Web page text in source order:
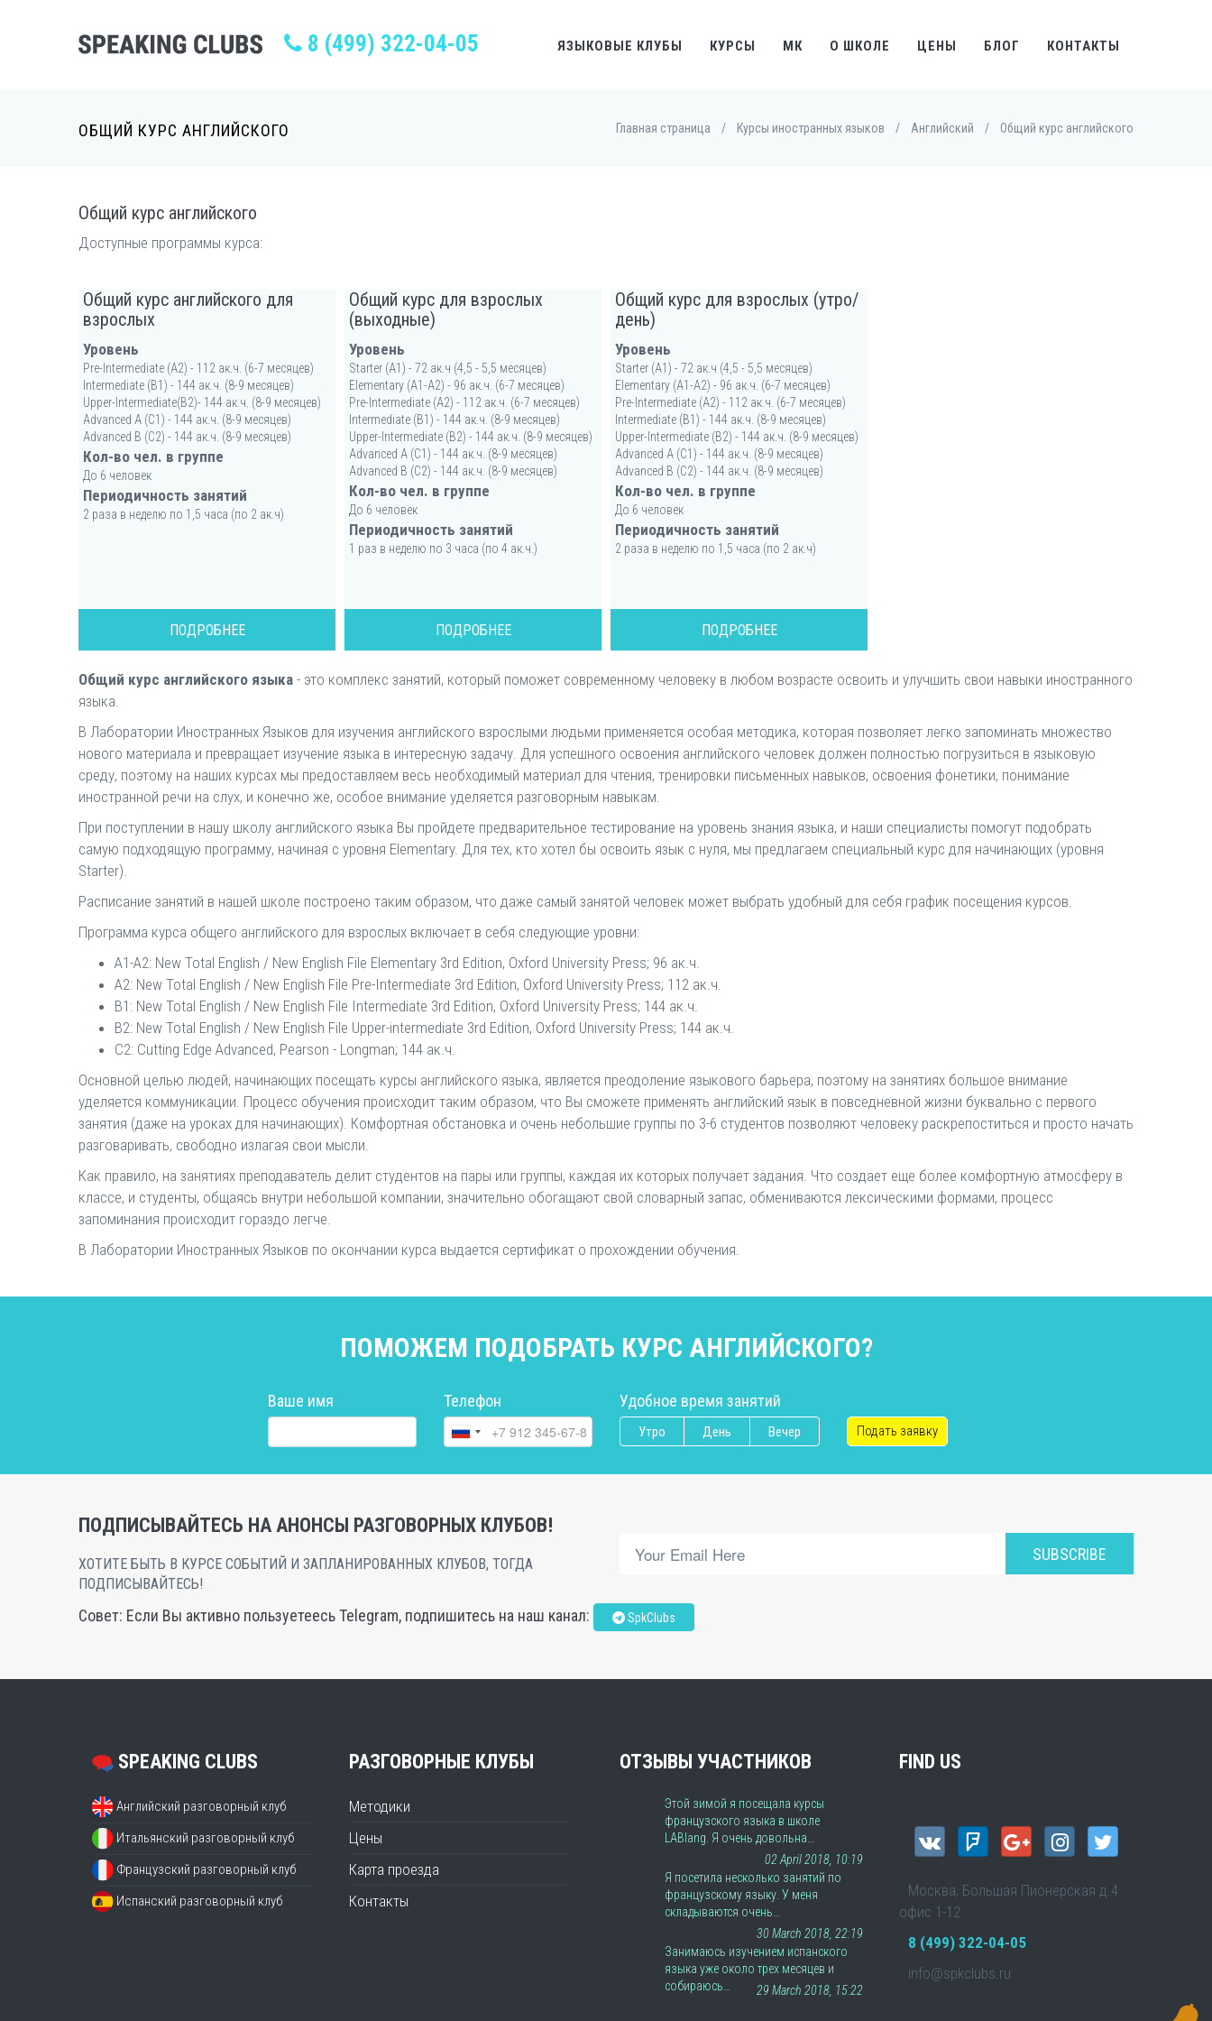
8 (499) 322-04-05 ЯЗЫКОВЫЕ КЛУБЫ КУРСЫ МК О ШКОЛЕ ЦЕНЫ БЛОГ КОНТАКТЫ
Главная страница / Курсы иностранных языков / Английский / Общий курс английского
ОБЩИЙ КУРС АНГЛИЙСКОГО
Общий курс английского
Доступные программы курса:
Общий курс английского для
взрослых
Уровень
Pre-Intermediate (А2) - 112 ак.ч. (6-7 месяцев)
Intermediate (B1) - 144 ак.ч. (8-9 месяцев)
Upper-Intermediate(B2)- 144 ак.ч. (8-9 месяцев)
Advanced A (C1) - 144 ак.ч. (8-9 месяцев)
Advanced B (C2) - 144 ак.ч. (8-9 месяцев)
Кол-во чел. в группе
До 6 человек
Периодичность занятий
2 раза в неделю по 1,5 часа (по 2 ак.ч)
ПОДРОБНЕЕ
Общий курс для взрослых
(выходные)
Уровень
Starter (A1) - 72 ак.ч (4,5 - 5,5 месяцев)
Elementary (A1-A2) - 96 ак.ч. (6-7 месяцев)
Pre-Intermediate (А2) - 112 ак.ч. (6-7 месяцев)
Intermediate (B1) - 144 ак.ч. (8-9 месяцев)
Upper-Intermediate (B2) - 144 ак.ч. (8-9 месяцев)
Advanced A (C1) - 144 ак.ч. (8-9 месяцев)
Advanced B (C2) - 144 ак.ч. (8-9 месяцев)
Кол-во чел. в группе
До 6 человек
Периодичность занятий
1 раз в неделю по 3 часа (по 4 ак.ч.)
ПОДРОБНЕЕ
Общий курс для взрослых (утро/
день)
Уровень
Starter (A1) - 72 ак.ч (4,5 - 5,5 месяцев)
Elementary (A1-A2) - 96 ак.ч. (6-7 месяцев)
Pre-Intermediate (А2) - 112 ак.ч. (6-7 месяцев)
Intermediate (B1) - 144 ак.ч. (8-9 месяцев)
Upper-Intermediate (B2) - 144 ак.ч. (8-9 месяцев)
Advanced A (C1) - 144 ак.ч. (8-9 месяцев)
Advanced B (C2) - 144 ак.ч. (8-9 месяцев)
Кол-во чел. в группе
До 6 человек
Периодичность занятий
2 раза в неделю по 1,5 часа (по 2 ак.ч)
ПОДРОБНЕЕ
Общий курс английского языка - это комплекс занятий, который поможет современному человеку в любом возрасте освоить и улучшить свои навыки иностранного
языка.
В Лаборатории Иностранных Языков для изучения английского взрослыми людьми применяется особая методика, которая позволяет легко запоминать множество
нового материала и превращает изучение языка в интересную задачу. Для успешного освоения английского человек должен полностью погрузиться в языковую
среду, поэтому на наших курсах мы предоставляем весь необходимый материал для чтения, тренировки письменных навыков, освоения фонетики, понимание
иностранной речи на слух, и конечно же, особое внимание уделяется разговорным навыкам.
При поступлении в нашу школу английского языка Вы пройдете предварительное тестирование на уровень знания языка, и наши специалисты помогут подобрать
самую подходящую программу, начиная с уровня Elementary. Для тех, кто хотел бы освоить язык с нуля, мы предлагаем специальный курс для начинающих (уровня
Starter).
Расписание занятий в нашей школе построено таким образом, что даже самый занятой человек может выбрать удобный для себя график посещения курсов.
Программа курса общего английского для взрослых включает в себя следующие уровни:
A1-A2: New Total English / New English File Elementary 3rd Edition, Oxford University Press; 96 ак.ч.
A2: New Total English / New English File Pre-Intermediate 3rd Edition, Oxford University Press; 112 ак.ч.
B1: New Total English / New English File Intermediate 3rd Edition, Oxford University Press; 144 ак.ч.
B2: New Total English / New English File Upper-intermediate 3rd Edition, Oxford University Press; 144 ак.ч.
C2: Cutting Edge Advanced, Pearson - Longman; 144 ак.ч.
Основной целью людей, начинающих посещать курсы английского языка, является преодоление языкового барьера, поэтому на занятиях большое внимание
уделяется коммуникации. Процесс обучения происходит таким образом, что Вы сможете применять английский язык в повседневной жизни буквально с первого
занятия (даже на уроках для начинающих). Комфортная обстановка и очень небольшие группы по 3-6 студентов позволяют человеку раскрепоститься и просто начать
разговаривать, свободно излагая свои мысли.
Как правило, на занятиях преподаватель делит студентов на пары или группы, каждая их которых получает задания. Что создает еще более комфортную атмосферу в
классе, и студенты, общаясь внутри небольшой компании, значительно обогащают свой словарный запас, обмениваются лексическими формами, процесс
запоминания происходит гораздо легче.
В Лаборатории Иностранных Языков по окончании курса выдается сертификат о прохождении обучения.
ПОМОЖЕМ ПОДОБРАТЬ КУРС АНГЛИЙСКОГО?
Ваше имя Телефон Удобное время занятий
Утро День Вечер Подать заявку
ПОДПИСЫВАЙТЕСЬ НА АНОНСЫ РАЗГОВОРНЫХ КЛУБОВ!
ХОТИТЕ БЫТЬ В КУРСЕ СОБЫТИЙ И ЗАПЛАНИРОВАННЫХ КЛУБОВ, ТОГДА
ПОДПИСЫВАЙТЕСЬ!
SUBSCRIBE
Совет: Если Вы активно пользуетеесь Telegram, подпишитесь на наш канал: SpkClubs
SPEAKING CLUBS
Английский разговорный клуб
Итальянский разговорный клуб
Французский разговорный клуб
Испанский разговорный клуб
РАЗГОВОРНЫЕ КЛУБЫ
Методики
Цены
Карта проезда
Контакты
ОТЗЫВЫ УЧАСТНИКОВ
Этой зимой я посещала курсы
французского языка в школе
LABlang. Я очень довольна…
02 April 2018, 10:19
Я посетила несколько занятий по
французскому языку. У меня
складываются очень…
30 March 2018, 22:19
Занимаюсь изучением испанского
языка уже около трех месяцев и
собираюсь…
29 March 2018, 15:22
FIND US
Москва, Большая Пионерская д.4
офис 1-12
8 (499) 322-04-05
info@spkclubs.ru